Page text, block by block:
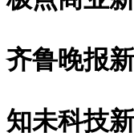
齐鲁晚报
知未科技